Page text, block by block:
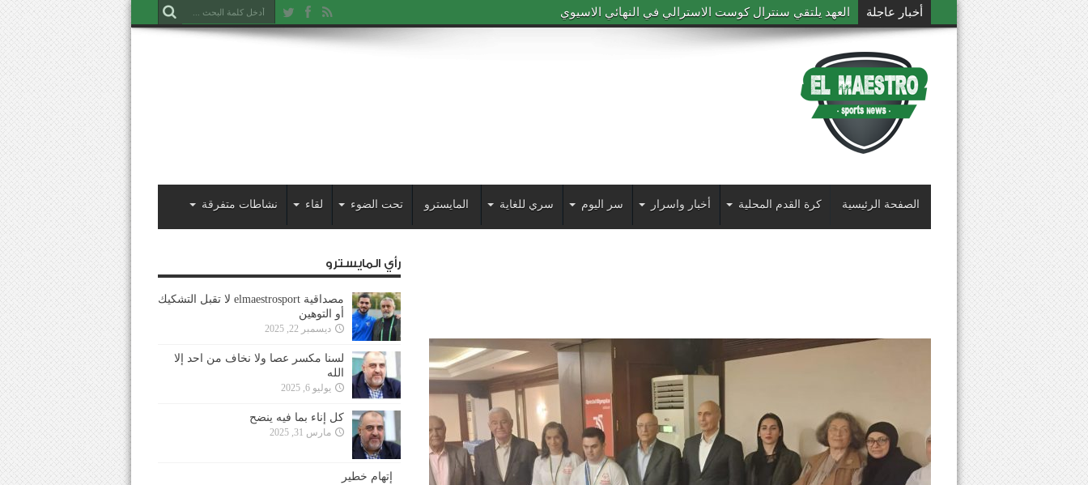
أخبار عاجلة العهد يلتقي سنترال كوست الاسترالي في النهائي الاسيوي
الصفحة الرئيسية كرة القدم المحلية أخبار واسرار سر اليوم سري للغاية المايسترو تحت الضوء لقاء نشاطات متفرقة
رأي المايسترو
مصداقية elmaestrosport لا تقبل التشكيك
أو التوهين
ديسمبر 22, 2025
لسنا مكسر عصا ولا نخاف من احد إلا
الله
يوليو 6, 2025
كل إناء بما فيه ينضح
مارس 31, 2025
إتهام خطير